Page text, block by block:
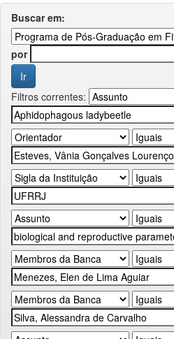
Buscar em:
por
Filtros correntes: